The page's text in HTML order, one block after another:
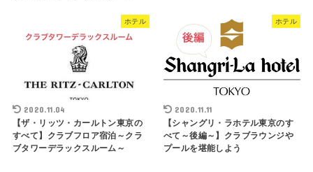
ホテル
2020.11.04
【ザ・リッツ・カールトン東京の
すべて】クラブフロア宿泊～クラ
ブタワーデラックスルーム～
ホテル
2020.11.11
【シャングリ・ラホテル東京のす
べて～後編～】クラブラウンジや
プールを堪能しよう